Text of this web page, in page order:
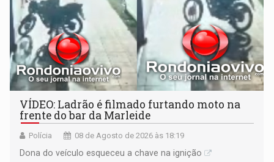
VÍDEO: Ladrão é filmado furtando moto na
frente do bar da Marleide
Polícia 08 de Agosto de 2026 às 18:19
Dona do veículo esqueceu a chave na ignição